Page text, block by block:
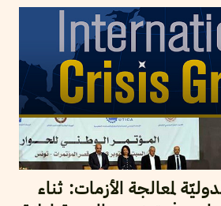
لمعالجة الأزمات: ثناء